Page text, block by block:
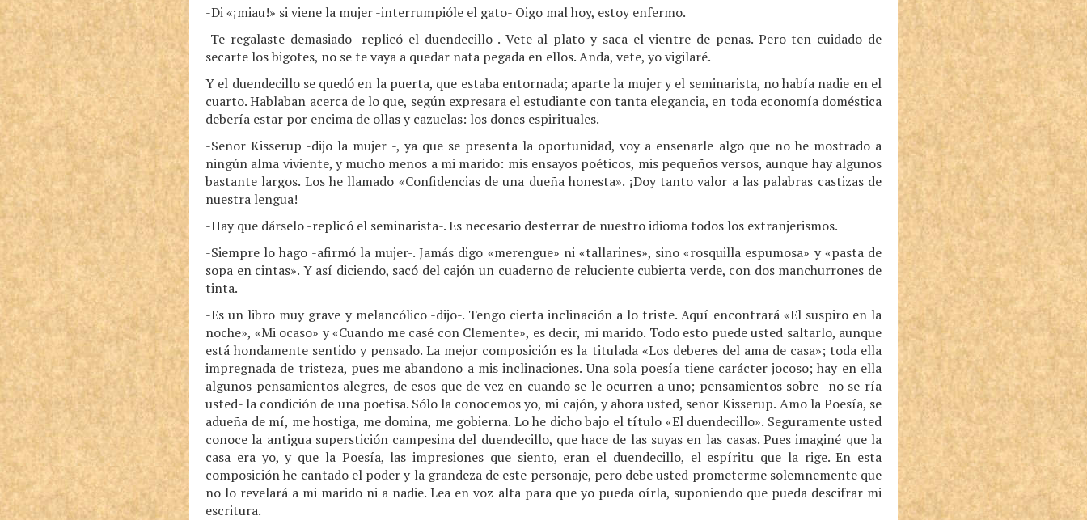
-Di «¡miau!» si viene la mujer -interrumpióle el gato- Oigo mal hoy, estoy enfermo.
-Te regalaste demasiado -replicó el duendecillo-. Vete al plato y saca el vientre de penas. Pero ten cuidado de
secarte los bigotes, no se te vaya a quedar nata pegada en ellos. Anda, vete, yo vigilaré.
Y el duendecillo se quedó en la puerta, que estaba entornada; aparte la mujer y el seminarista, no había nadie en el
cuarto. Hablaban acerca de lo que, según expresara el estudiante con tanta elegancia, en toda economía doméstica
debería estar por encima de ollas y cazuelas: los dones espirituales.
-Señor Kisserup -dijo la mujer -, ya que se presenta la oportunidad, voy a enseñarle algo que no he mostrado a
ningún alma viviente, y mucho menos a mi marido: mis ensayos poéticos, mis pequeños versos, aunque hay algunos
bastante largos. Los he llamado «Confidencias de una dueña honesta». ¡Doy tanto valor a las palabras castizas de
nuestra lengua!
-Hay que dárselo -replicó el seminarista-. Es necesario desterrar de nuestro idioma todos los extranjerismos.
-Siempre lo hago -afirmó la mujer-. Jamás digo «merengue» ni «tallarines», sino «rosquilla espumosa» y «pasta de
sopa en cintas». Y así diciendo, sacó del cajón un cuaderno de reluciente cubierta verde, con dos manchurrones de
tinta.
-Es un libro muy grave y melancólico -dijo-. Tengo cierta inclinación a lo triste. Aquí encontrará «El suspiro en la
noche», «Mi ocaso» y «Cuando me casé con Clemente», es decir, mi marido. Todo esto puede usted saltarlo, aunque
está hondamente sentido y pensado. La mejor composición es la titulada «Los deberes del ama de casa»; toda ella
impregnada de tristeza, pues me abandono a mis inclinaciones. Una sola poesía tiene carácter jocoso; hay en ella
algunos pensamientos alegres, de esos que de vez en cuando se le ocurren a uno; pensamientos sobre -no se ría
usted- la condición de una poetisa. Sólo la conocemos yo, mi cajón, y ahora usted, señor Kisserup. Amo la Poesía, se
adueña de mí, me hostiga, me domina, me gobierna. Lo he dicho bajo el título «El duendecillo». Seguramente usted
conoce la antigua superstición campesina del duendecillo, que hace de las suyas en las casas. Pues imaginé que la
casa era yo, y que la Poesía, las impresiones que siento, eran el duendecillo, el espíritu que la rige. En esta
composición he cantado el poder y la grandeza de este personaje, pero debe usted prometerme solemnemente que
no lo revelará a mi marido ni a nadie. Lea en voz alta para que yo pueda oírla, suponiendo que pueda descifrar mi
escritura.